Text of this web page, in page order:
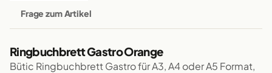
Frage zum Artikel
Ringbuchbrett Gastro Orange
Bütic Ringbuchbrett Gastro für A3, A4 oder A5 Format,